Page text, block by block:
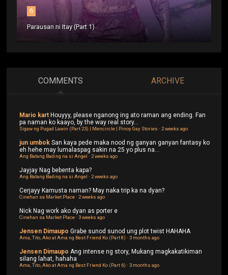
6
Parausan ni Itay (Part 1)
COMMENTS ARCHIVE
Mario kart Houyyy, please nganong ing ato raman ang ending. Fan
pa naman ko kaayo, by the way real story...
Sigaw ng Pugad Lawin (Part 23) | Mencircle | Pinoy Gay Stories ·2 weeks ago
jun umbok San kaya pede maka nood ng ganyan ganyan fantasy ko
eh hehe may lumalaspag sakin na 25 yo plus na...
Ang Batang Bading na si Angel ·2 weeks ago
Jayjay Nag bebenta kapa?
Ang Batang Bading na si Angel ·2 weeks ago
Cerjayy Kamusta naman? May naka trip ka na dyan?
Cinehan sa Market Place·2 weeks ago
Nick Nag work ako dyan as porter e
Cinehan sa Market Place·3 weeks ago
Jensen Dimaupo Grabe sunod sunod ung plot twist HAHAHA
Ama, Tito, Ako at Ama ng Best Friend Ko (Part 8) ·3 months ago
Jensen Dimaupo Ang intense ng story, Mukang magkakatikiman
silang lahat, hahaha
Ama, Tito, Ako at Ama ng Best Friend Ko (Part 6) ·3 months ago